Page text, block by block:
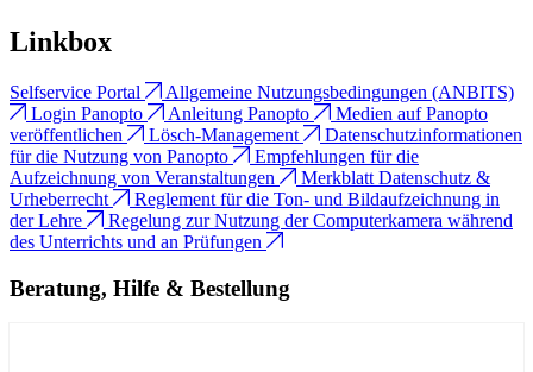
Linkbox
Selfservice Portal
Allgemeine Nutzungsbedingungen (ANBITS)
Login Panopto
Anleitung Panopto
Medien auf Panopto
veröffentlichen
Lösch-Management
Datenschutzinformationen
für die Nutzung von Panopto
Empfehlungen für die
Aufzeichnung von Veranstaltungen
Merkblatt Datenschutz &
Urheberrecht
Reglement für die Ton- und Bildaufzeichnung in
der Lehre
Regelung zur Nutzung der Computerkamera während
des Unterrichts und an Prüfungen
Beratung, Hilfe & Bestellung